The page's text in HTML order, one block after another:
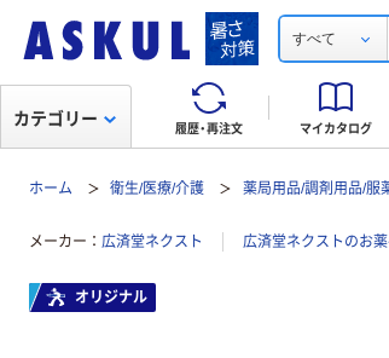
すべて
履歴・再注文 マイカタログ
カテゴリー
ホーム 衛生/医療/介護 薬局用品/調剤用品/服
メーカー 広済堂ネクスト 広済堂ネクストのお
オリジナル